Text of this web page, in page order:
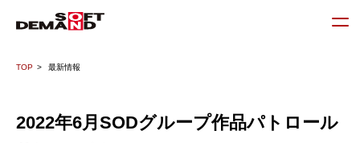
TOP 最新情報
2022年6月SODグループ作品パトロール